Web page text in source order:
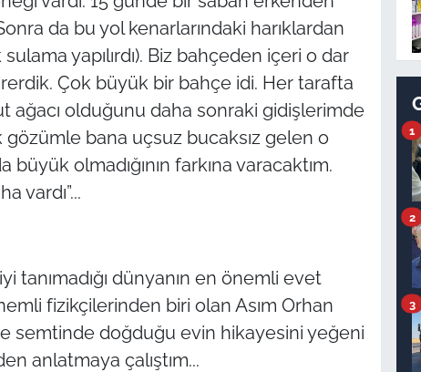
Sonra da bu yol kenarlarındaki harıklardan
yapılırdı). Biz bahçeden içeri o dar
Çok büyük bir bahçe idi. Her tarafta
ağacı olduğunu daha sonraki gidişlerimde
bana uçsuz bucaksız gelen o
olmadığının farkına varacaktım.
vardı”...
tanımadığı dünyanın en önemli evet
fizikçilerinden biri olan Asım Orhan
semtinde doğduğu evin hikayesini yeğeni
anlatmaya çalıştım...
1
2
3